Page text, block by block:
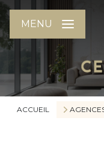
MENU
ACCUEIL